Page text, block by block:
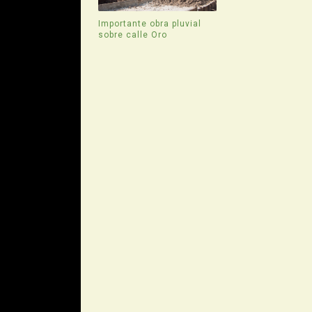
Importante obra pluvial
sobre calle Oro